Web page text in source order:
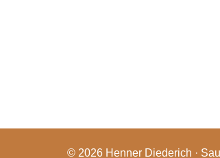
© 2026 Henner Diederich ·